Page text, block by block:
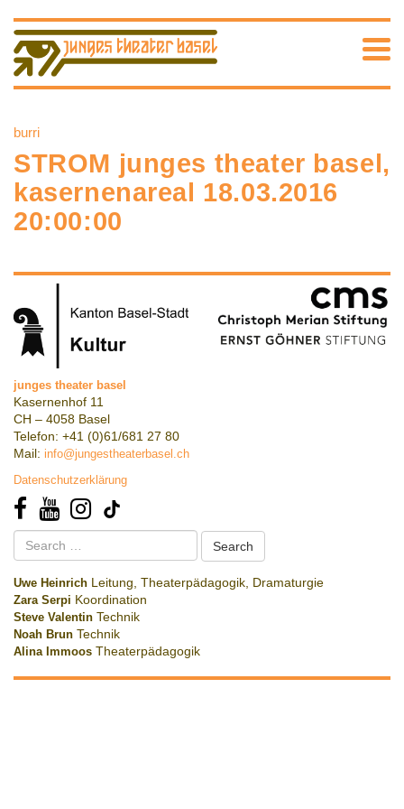
burri
STROM junges theater basel,
kasernenareal 18.03.2016
20:00:00
junges theater basel
Kasernenhof 11
CH – 4058 Basel
Telefon: +41 (0)61/681 27 80
Mail: info@jungestheaterbasel.ch
Datenschutzerklärung
Search
for:
Uwe Heinrich Leitung, Theaterpädagogik, Dramaturgie
Zara Serpi Koordination
Steve Valentin Technik
Noah Brun Technik
Alina Immoos Theaterpädagogik